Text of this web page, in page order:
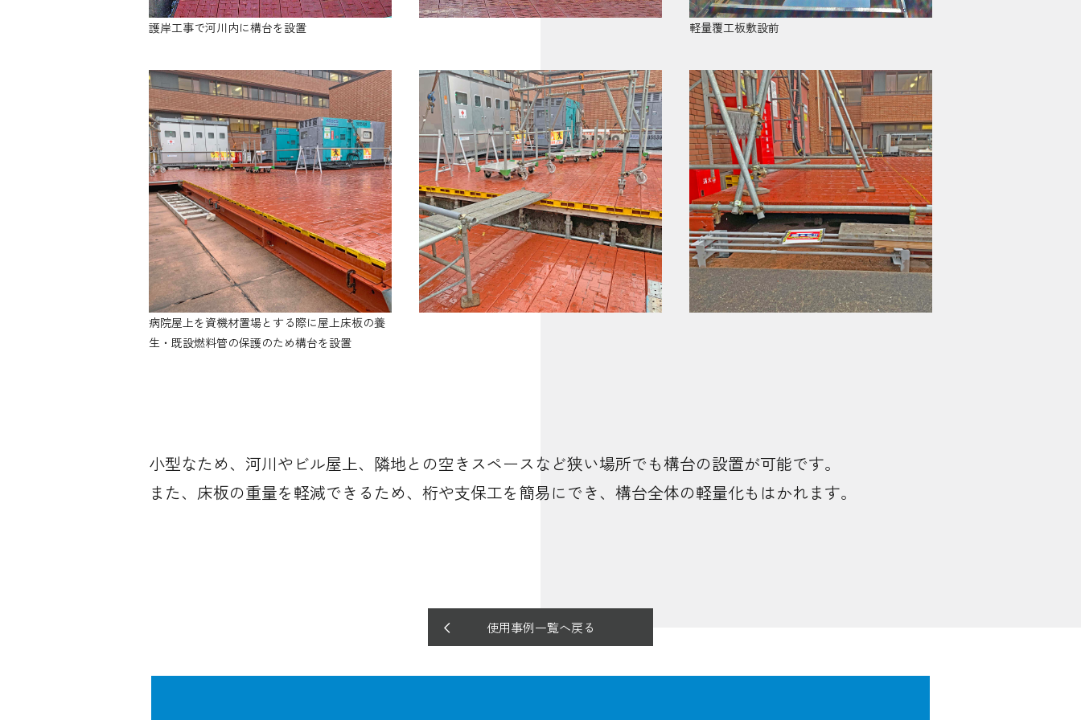
護岸工事で河川内に構台を設置 軽量覆工板敷設前
病院屋上を資機材置場とする際に屋上床板の養
生・既設燃料管の保護のため構台を設置
小型なため、河川やビル屋上、隣地との空きスペースなど狭い場所でも構台の設置が可能です。
また、床板の重量を軽減できるため、桁や支保工を簡易にでき、構台全体の軽量化もはかれます。
使用事例一覧へ戻る